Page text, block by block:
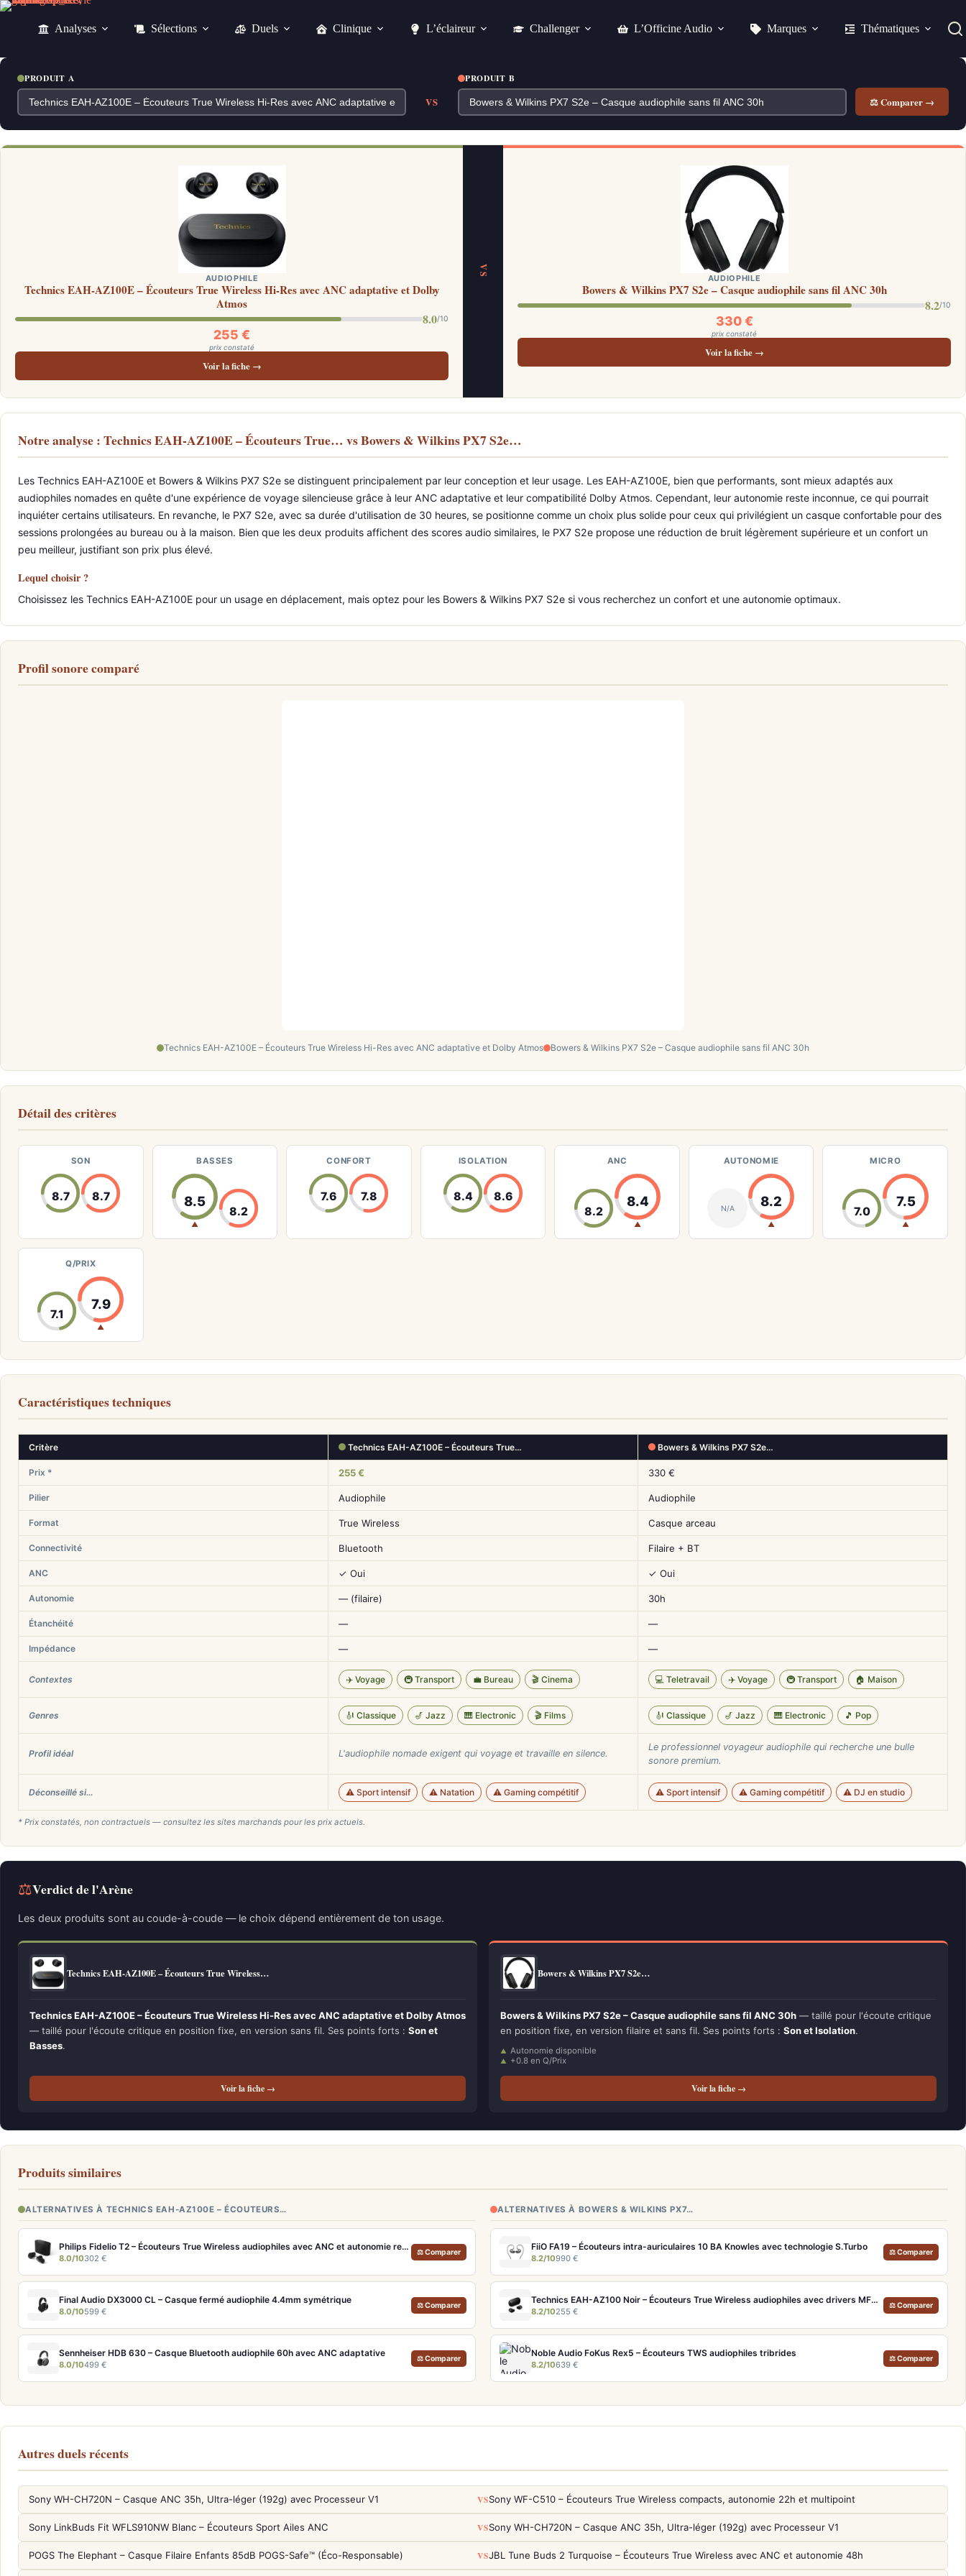
Passer
Analyses Sélections Duels Clinique L’éclaireur Challenger L’Officine Audio Marques Thématiques
PRODUIT A
VS
PRODUIT B
⚖ Comparer →
AUDIOPHILE
Technics EAH-AZ100E – Écouteurs True Wireless Hi-Res avec ANC adaptative et Dolby
Atmos
8.0/10
255 €
prix constaté
Voir la fiche →
VS AUDIOPHILE
Bowers & Wilkins PX7 S2e – Casque audiophile sans fil ANC 30h
8.2/10
330 €
prix constaté
Voir la fiche →
Notre analyse : Technics EAH-AZ100E – Écouteurs True… vs Bowers & Wilkins PX7 S2e…
Les Technics EAH-AZ100E et Bowers & Wilkins PX7 S2e se distinguent principalement par leur conception et leur usage. Les EAH-AZ100E, bien que performants, sont mieux adaptés aux
audiophiles nomades en quête d'une expérience de voyage silencieuse grâce à leur ANC adaptative et leur compatibilité Dolby Atmos. Cependant, leur autonomie reste inconnue, ce qui pourrait
inquiéter certains utilisateurs. En revanche, le PX7 S2e, avec sa durée d'utilisation de 30 heures, se positionne comme un choix plus solide pour ceux qui privilégient un casque confortable pour des
sessions prolongées au bureau ou à la maison. Bien que les deux produits affichent des scores audio similaires, le PX7 S2e propose une réduction de bruit légèrement supérieure et un confort un
peu meilleur, justifiant son prix plus élevé.
Lequel choisir ?
Choisissez les Technics EAH-AZ100E pour un usage en déplacement, mais optez pour les Bowers & Wilkins PX7 S2e si vous recherchez un confort et une autonomie optimaux.
Profil sonore comparé
Technics EAH-AZ100E – Écouteurs True Wireless Hi-Res avec ANC adaptative et Dolby Atmos Bowers & Wilkins PX7 S2e – Casque audiophile sans fil ANC 30h
Détail des critères
SON
8.7 8.7
BASSES
8.5
▲
8.2
CONFORT
7.6 7.8
ISOLATION
8.4 8.6
ANC
8.2
8.4
▲
AUTONOMIE
N/A 8.2
▲
MICRO
7.0
7.5
▲
Q/PRIX
7.1
7.9
▲
Caractéristiques techniques
Critère Technics EAH-AZ100E – Écouteurs True… Bowers & Wilkins PX7 S2e…
Prix * 255 € 330 €
Pilier Audiophile Audiophile
Format True Wireless Casque arceau
Connectivité Bluetooth Filaire + BT
ANC ✓ Oui ✓ Oui
Autonomie — (filaire) 30h
Étanchéité — —
Impédance — —
Contextes ✈️ Voyage 🚇 Transport 💼 Bureau 🎬 Cinema 💻 Teletravail ✈️ Voyage 🚇 Transport 🏠 Maison
Genres 🎻 Classique 🎷 Jazz 🎹 Electronic 🎬 Films 🎻 Classique 🎷 Jazz 🎹 Electronic 🎵 Pop
Profil idéal L'audiophile nomade exigent qui voyage et travaille en silence.
Le professionnel voyageur audiophile qui recherche une bulle
sonore premium.
Déconseillé si… ⚠️ Sport intensif ⚠️ Natation ⚠️ Gaming compétitif ⚠️ Sport intensif ⚠️ Gaming compétitif ⚠️ DJ en studio
* Prix constatés, non contractuels — consultez les sites marchands pour les prix actuels.
⚖Verdict de l'Arène
Les deux produits sont au coude-à-coude — le choix dépend entièrement de ton usage.
Technics EAH-AZ100E – Écouteurs True Wireless…
Technics EAH-AZ100E – Écouteurs True Wireless Hi-Res avec ANC adaptative et Dolby Atmos
— taillé pour l'écoute critique en position fixe, en version sans fil. Ses points forts : Son et
Basses.
Voir la fiche →
Bowers & Wilkins PX7 S2e…
Bowers & Wilkins PX7 S2e – Casque audiophile sans fil ANC 30h — taillé pour l'écoute critique
en position fixe, en version filaire et sans fil. Ses points forts : Son et Isolation.
Autonomie disponible
+0.8 en Q/Prix
Voir la fiche →
Produits similaires
ALTERNATIVES À TECHNICS EAH-AZ100E – ÉCOUTEURS…
Philips Fidelio T2 – Écouteurs True Wireless audiophiles avec ANC et autonomie record
8.0/10302 €
⚖ Comparer
Final Audio DX3000 CL – Casque fermé audiophile 4.4mm symétrique
8.0/10599 €
⚖ Comparer
Sennheiser HDB 630 – Casque Bluetooth audiophile 60h avec ANC adaptative
8.0/10499 €
⚖ Comparer
ALTERNATIVES À BOWERS & WILKINS PX7…
FiiO FA19 – Écouteurs intra-auriculaires 10 BA Knowles avec technologie S.Turbo
8.2/10990 €
⚖ Comparer
Technics EAH-AZ100 Noir – Écouteurs True Wireless audiophiles avec drivers MFD et autonomie 29h
8.2/10255 €
⚖ Comparer
Noble Audio FoKus Rex5 – Écouteurs TWS audiophiles tribrides
8.2/10639 €
⚖ Comparer
Autres duels récents
Sony WH-CH720N – Casque ANC 35h, Ultra-léger (192g) avec Processeur V1 VSSony WF-C510 – Écouteurs True Wireless compacts, autonomie 22h et multipoint
Sony LinkBuds Fit WFLS910NW Blanc – Écouteurs Sport Ailes ANC VSSony WH-CH720N – Casque ANC 35h, Ultra-léger (192g) avec Processeur V1
POGS The Elephant – Casque Filaire Enfants 85dB POGS-Safe™ (Éco-Responsable) VSJBL Tune Buds 2 Turquoise – Écouteurs True Wireless avec ANC et autonomie 48h